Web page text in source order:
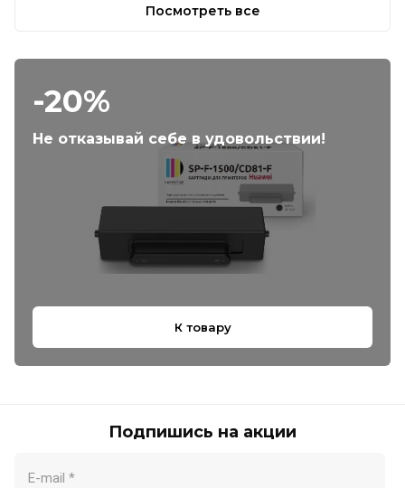
Посмотреть все
-20%
Не отказывай себе в удовольствии!
К товару
Подпишись на акции